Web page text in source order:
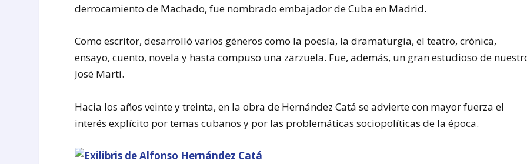
derrocamiento de Machado, fue nombrado embajador de Cuba en Madrid.
Como escritor, desarrolló varios géneros como la poesía, la dramaturgia, el teatro, crónica,
ensayo, cuento, novela y hasta compuso una zarzuela. Fue, además, un gran estudioso de
José Martí.
Hacia los años veinte y treinta, en la obra de Hernández Catá se advierte con mayor fuerza el
interés explícito por temas cubanos y por las problemáticas sociopolíticas de la época.